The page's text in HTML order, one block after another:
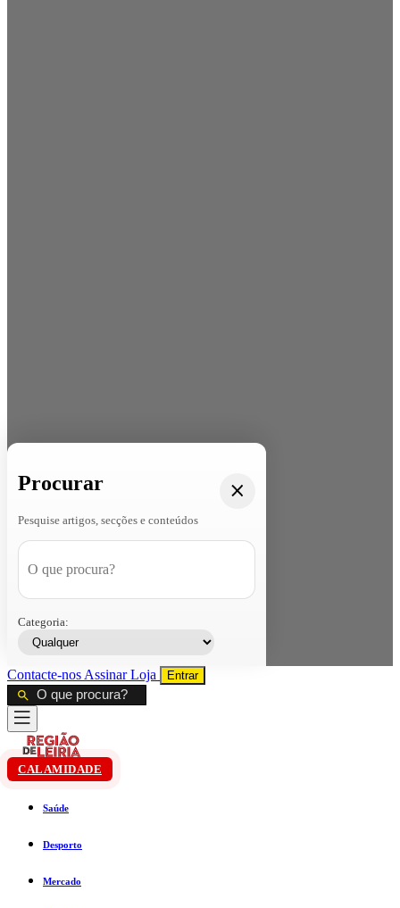
Procurar
Pesquise artigos, secções e conteúdos
Categoria:
Contacte-nos AssinarLoja Entrar
CALAMIDADE
Saúde
Desporto
Mercado